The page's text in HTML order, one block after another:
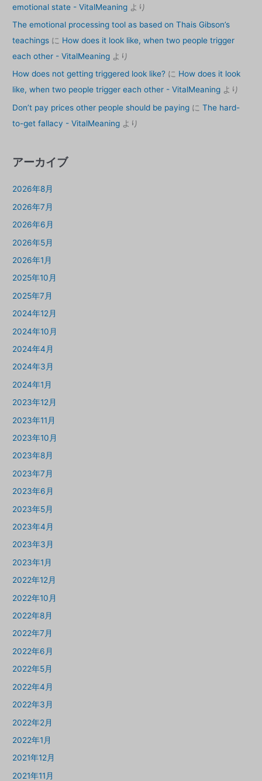
emotional state - VitalMeaning より
The emotional processing tool as based on Thais Gibson’s
teachings に How does it look like, when two people trigger
each other - VitalMeaning より
How does not getting triggered look like? に How does it look
like, when two people trigger each other - VitalMeaning より
Don’t pay prices other people should be paying にThe hard-
to-get fallacy - VitalMeaning より
アーカイブ
2026年8月
2026年7月
2026年6月
2026年5月
2026年1月
2025年10月
2025年7月
2024年12月
2024年10月
2024年4月
2024年3月
2024年1月
2023年12月
2023年11月
2023年10月
2023年8月
2023年7月
2023年6月
2023年5月
2023年4月
2023年3月
2023年1月
2022年12月
2022年10月
2022年8月
2022年7月
2022年6月
2022年5月
2022年4月
2022年3月
2022年2月
2022年1月
2021年12月
2021年11月